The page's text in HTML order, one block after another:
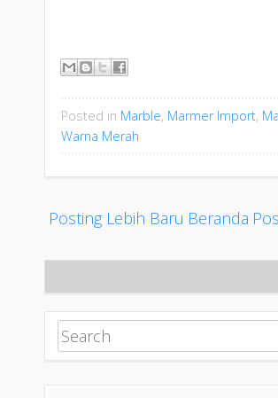
Posted in Marble, Marmer Import,
Warna Merah
Posting Lebih Baru Beranda
Search for: